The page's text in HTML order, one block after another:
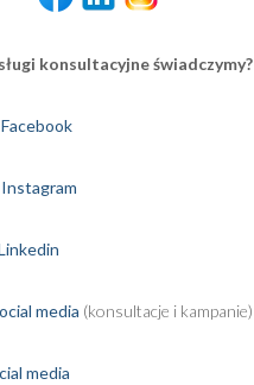
konsultacyjne świadczymy?
media (konsultacje i kampanie)
media